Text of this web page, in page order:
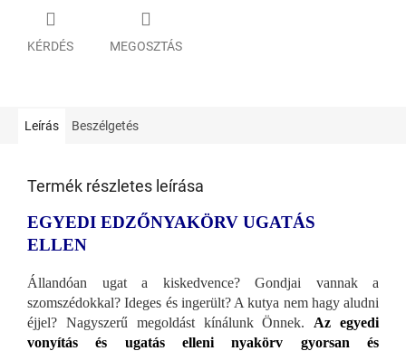
KÉRDÉS MEGOSZTÁS
Leírás Beszélgetés
Termék részletes leírása
EGYEDI EDZŐNYAKÖRV UGATÁS
ELLEN
Állandóan ugat a kiskedvence? Gondjai vannak a
szomszédokkal? Ideges és ingerült? A kutya nem hagy aludni
éjjel? Nagyszerű megoldást kínálunk Önnek. Az egyedi
vonyítás és ugatás elleni nyakörv gyorsan és